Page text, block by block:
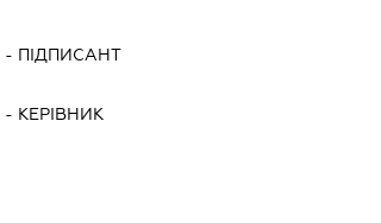
- ПІДПИСАНТ
- КЕРІВНИК